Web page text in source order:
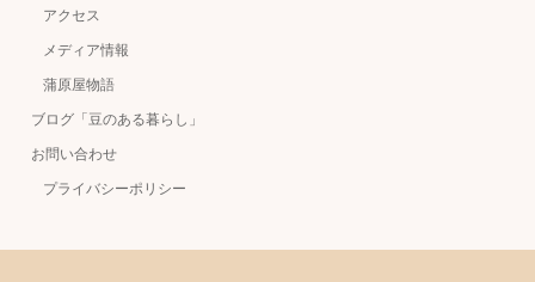
アクセス
メディア情報
蒲原屋物語
ブログ「豆のある暮らし」
お問い合わせ
プライバシーポリシー